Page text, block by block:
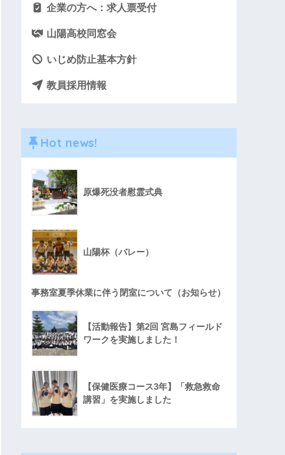
企業の方へ：求人票受付
山陽高校同窓会
いじめ防止基本方針
教員採用情報
Hot news!
原爆死没者慰霊式典
山陽杯（バレー）
事務室夏季休業に伴う閉室について（お知らせ）
【活動報告】第2回 宮島フィールド
ワークを実施しました！
【保健医療コース3年】「救急救命
講習」を実施しました